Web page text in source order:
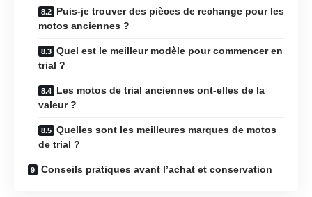
Puis-je trouver des pièces de rechange pour les
motos anciennes ?
Quel est le meilleur modèle pour commencer en
trial ?
Les motos de trial anciennes ont-elles de la
valeur ?
Quelles sont les meilleures marques de motos
de trial ?
Conseils pratiques avant l’achat et conservation